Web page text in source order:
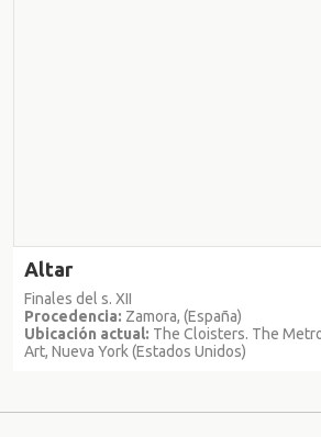
Altar
Finales del s. XII
Procedencia: Zamora, (España)
Ubicación actual: The Cloisters. The
Art, Nueva York (Estados Unidos)